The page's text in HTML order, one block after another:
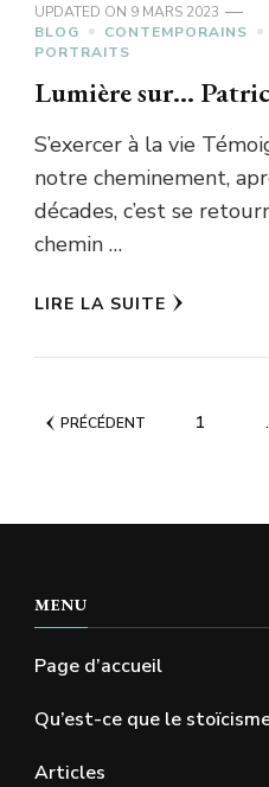
UPDATED ON 9 MARS 2023
BLOG
CONTEMPORAINS
PORTRAITS
Lumière sur…
S’exercer à la vie
notre cheminement,
décades, c’est se
chemin …
LIRE LA SUITE
Pagination
PRÉCÉDENT PAGE
1
MENU
Page d’accueil
Qu’est-ce que le
Articles